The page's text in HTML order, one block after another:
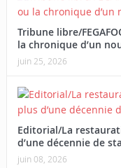
Tribune libre/
la chronique d’un
juin 25, 2026
Editorial/La
d’une décennie de
juin 08, 2026